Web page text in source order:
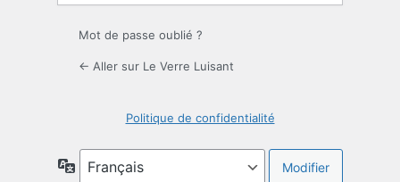
Mot de passe oublié ?
← Aller sur Le Verre Luisant
Politique de confidentialité
Langue